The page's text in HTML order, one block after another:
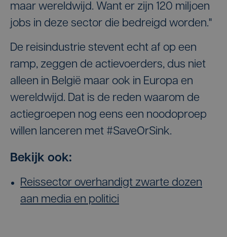
maar wereldwijd. Want er zijn 120 miljoen
jobs in deze sector die bedreigd worden."
De reisindustrie stevent echt af op een
ramp, zeggen de actievoerders, dus niet
alleen in België maar ook in Europa en
wereldwijd. Dat is de reden waarom de
actiegroepen nog eens een noodoproep
willen lanceren met #SaveOrSink.
Bekijk ook:
Reissector overhandigt zwarte dozen
aan media en politici